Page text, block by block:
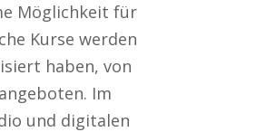
Möglichkeit für
Kurse werden
haben, von
Im
und digitalen